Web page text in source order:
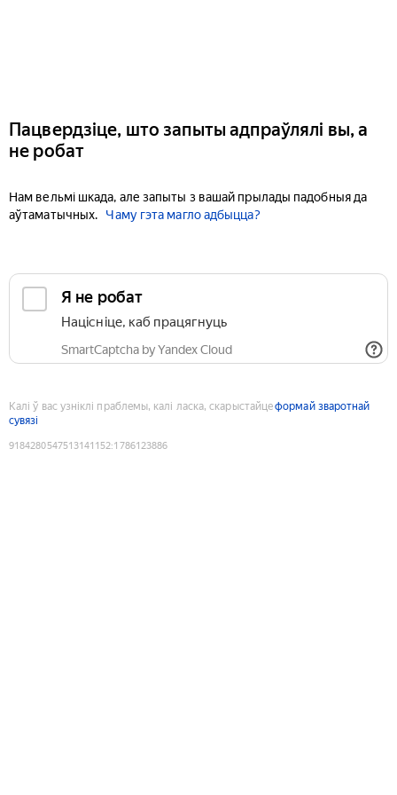
Пацвердзіце, што запыты адпраўлялі вы, а
не робат
Нам вельмі шкада, але запыты з вашай прылады падобныя да
аўтаматычных.
Чаму гэта магло адбыцца?
Я не робат
Націсніце, каб працягнуць
SmartCaptcha by Yandex Cloud
Калі ў вас узніклі праблемы, калі ласка, скарыстайцеформай зваротнай
сувязі
9184280547513141152:1786123886